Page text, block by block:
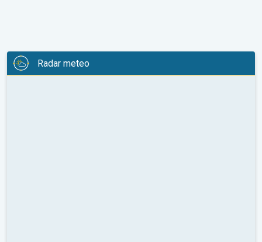
Radar meteo